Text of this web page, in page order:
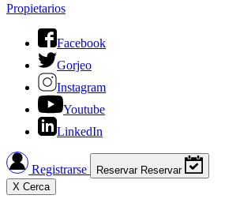
Propietarios
Facebook
Gorjeo
Instagram
Youtube
LinkedIn
Registrarse Reservar Reservar
X Cerca